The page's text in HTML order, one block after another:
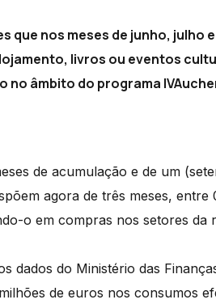
que nos meses de junho, julho
livros ou eventos
no âmbito do programa
de acumulação e de um
agora de três meses,
o em compras nos setores da
dados do Ministério das
de euros nos consumos